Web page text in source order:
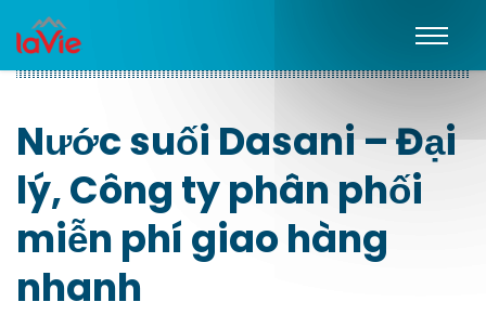
Nước suối Dasani – Đại
lý, Công ty phân phối
miễn phí giao hàng
nhanh